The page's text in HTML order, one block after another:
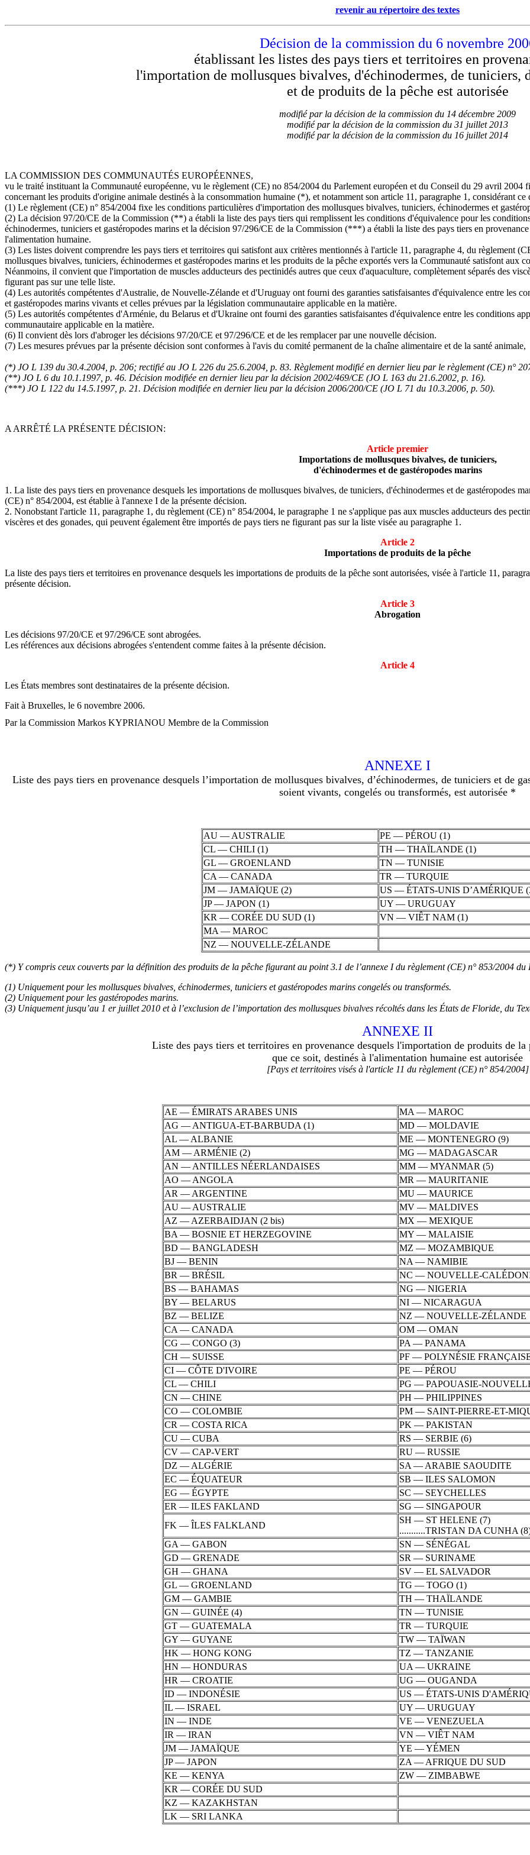
revenir au répertoire des textes
Décision de la commission du 6 novembre
établissant les listes des pays tiers et territoires en
l'importation de mollusques bivalves, d'échinodermes, de tuniciers,
et de produits de la pêche est autorisée
modifié par la décision de la commission du 14 décembre 2009
modifié par la décision de la commission du 31 juillet 2013
modifié par la décision de la commission du 16 juillet 2014
LA COMMISSION DES COMMUNAUTÉS EUROPÉENNES,
vu le traité instituant la Communauté européenne, vu le règlement (CE) no 854/2004 du Parlement européen et du Conseil du 29 avril 2004
concernant les produits d'origine animale destinés à la consommation humaine (*), et notamment son article 11, paragraphe 1, considérant ce
(1) Le règlement (CE) n° 854/2004 fixe les conditions particulières d'importation des mollusques bivalves, tuniciers, échinodermes et
(2) La décision 97/20/CE de la Commission (**) a établi la liste des pays tiers qui remplissent les conditions d'équivalence pour les
échinodermes, tuniciers et gastéropodes marins et la décision 97/296/CE de la Commission (***) a établi la liste des pays tiers en
l'alimentation humaine.
(3) Les listes doivent comprendre les pays tiers et territoires qui satisfont aux critères mentionnés à l'article 11, paragraphe 4, du règlement
mollusques bivalves, tuniciers, échinodermes et gastéropodes marins et les produits de la pêche exportés vers la Communauté satisfont aux
Néanmoins, il convient que l'importation de muscles adducteurs des pectinidés autres que ceux d'aquaculture, complètement séparés des
figurant pas sur une telle liste.
(4) Les autorités compétentes d'Australie, de Nouvelle-Zélande et d'Uruguay ont fourni des garanties satisfaisantes d'équivalence entre les
et gastéropodes marins vivants et celles prévues par la législation communautaire applicable en la matière.
(5) Les autorités compétentes d'Arménie, du Belarus et d'Ukraine ont fourni des garanties satisfaisantes d'équivalence entre les conditions
communautaire applicable en la matière.
(6) Il convient dès lors d'abroger les décisions 97/20/CE et 97/296/CE et de les remplacer par une nouvelle décision.
(7) Les mesures prévues par la présente décision sont conformes à l'avis du comité permanent de la chaîne alimentaire et de la santé animale,
(*) JO L 139 du 30.4.2004, p. 206; rectifié au JO L 226 du 25.6.2004, p. 83. Règlement modifié en dernier lieu par le règlement (CE) n°
(**) JO L 6 du 10.1.1997, p. 46. Décision modifiée en dernier lieu par la décision 2002/469/CE (JO L 163 du 21.6.2002, p. 16).
(***) JO L 122 du 14.5.1997, p. 21. Décision modifiée en dernier lieu par la décision 2006/200/CE (JO L 71 du 10.3.2006, p. 50).
A ARRÊTÉ LA PRÉSENTE DÉCISION:
Article premier
Importations de mollusques bivalves, de tuniciers,
d'échinodermes et de gastéropodes marins
1. La liste des pays tiers en provenance desquels les importations de mollusques bivalves, de tuniciers, d'échinodermes et de gastéropodes
(CE) n° 854/2004, est établie à l'annexe I de la présente décision.
2. Nonobstant l'article 11, paragraphe 1, du règlement (CE) n° 854/2004, le paragraphe 1 ne s'applique pas aux muscles adducteurs des
viscères et des gonades, qui peuvent également être importés de pays tiers ne figurant pas sur la liste visée au paragraphe 1.
Article 2
Importations de produits de la pêche
La liste des pays tiers et territoires en provenance desquels les importations de produits de la pêche sont autorisées, visée à l'article 11,
présente décision.
Article 3
Abrogation
Les décisions 97/20/CE et 97/296/CE sont abrogées.
Les références aux décisions abrogées s'entendent comme faites à la présente décision.
Article 4
Les États membres sont destinataires de la présente décision.
Fait à Bruxelles, le 6 novembre 2006.
Par la Commission Markos KYPRIANOU Membre de la Commission
ANNEXE I
Liste des pays tiers en provenance desquels l’importation de mollusques bivalves, d’échinodermes, de tuniciers et de
soient vivants, congelés ou transformés, est autorisée *
AU — AUSTRALIE
PE — PÉROU (1)
CL — CHILI (1)
TH — THAÏLANDE (1)
GL — GROENLAND
TN — TUNISIE
CA — CANADA
TR — TURQUIE
JM — JAMAÏQUE (2)
US — ÉTATS-UNIS D’AMÉRIQUE
JP — JAPON (1)
UY — URUGUAY
KR — CORÉE DU SUD (1)
VN — VIÊT NAM (1)
MA — MAROC
NZ — NOUVELLE-ZÉLANDE
(*) Y compris ceux couverts par la définition des produits de la pêche figurant au point 3.1 de l’annexe I du règlement (CE) n° 853/2004
(1) Uniquement pour les mollusques bivalves, échinodermes, tuniciers et gastéropodes marins congelés ou transformés.
(2) Uniquement pour les gastéropodes marins.
(3) Uniquement jusqu’au 1 er juillet 2010 et à l’exclusion de l’importation des mollusques bivalves récoltés dans les États de Floride, du
ANNEXE II
Liste des pays tiers et territoires en provenance desquels l'importation de produits de la
que ce soit, destinés à l'alimentation humaine est autorisée
[Pays et territoires visés à l'article 11 du règlement (CE) n° 854/2004]
AE — ÉMIRATS ARABES UNIS
MA — MAROC
AG — ANTIGUA-ET-BARBUDA (1)
MD — MOLDAVIE
AL — ALBANIE
ME — MONTENEGRO (9)
AM — ARMÉNIE (2)
MG — MADAGASCAR
AN — ANTILLES NÉERLANDAISES
MM — MYANMAR (5)
AO — ANGOLA
MR — MAURITANIE
AR — ARGENTINE
MU — MAURICE
AU — AUSTRALIE
MV — MALDIVES
AZ — AZERBAIDJAN (2 bis)
MX — MEXIQUE
BA — BOSNIE ET HERZEGOVINE
MY — MALAISIE
BD — BANGLADESH
MZ — MOZAMBIQUE
BJ — BENIN
NA — NAMIBIE
BR — BRÉSIL
NC — NOUVELLE-
BS — BAHAMAS
NG — NIGERIA
BY — BELARUS
NI — NICARAGUA
BZ — BELIZE
NZ — NOUVELLE-ZÉLANDE
CA — CANADA
OM — OMAN
CG — CONGO (3)
PA — PANAMA
CH — SUISSE
PF — POLYNÉSIE
CI — CÔTE D'IVOIRE
PE — PÉROU
CL — CHILI
PG — PAPOUASIE-
CN — CHINE
PH — PHILIPPINES
CO — COLOMBIE
PM — SAINT-PIERRE-ET-
CR — COSTA RICA
PK — PAKISTAN
CU — CUBA
RS — SERBIE (6)
CV — CAP-VERT
RU — RUSSIE
DZ — ALGÉRIE
SA — ARABIE SAOUDITE
EC — ÉQUATEUR
SB — ILES SALOMON
EG — ÉGYPTE
SC — SEYCHELLES
ER — ILES FAKLAND
SG — SINGAPOUR
FK — ÎLES FALKLAND
SH — ST HELENE (7)
...........TRISTAN DA CUNHA
GA — GABON
SN — SÉNÉGAL
GD — GRENADE
SR — SURINAME
GH — GHANA
SV — EL SALVADOR
GL — GROENLAND
TG — TOGO (1)
GM — GAMBIE
TH — THAÏLANDE
GN — GUINÉE (4)
TN — TUNISIE
GT — GUATEMALA
TR — TURQUIE
GY — GUYANE
TW — TAÏWAN
HK — HONG KONG
TZ — TANZANIE
HN — HONDURAS
UA — UKRAINE
HR — CROATIE
UG — OUGANDA
ID — INDONÉSIE
US — ÉTATS-UNIS
IL — ISRAEL
UY — URUGUAY
IN — INDE
VE — VENEZUELA
IR — IRAN
VN — VIÊT NAM
JM — JAMAÏQUE
YE — YÉMEN
JP — JAPON
ZA — AFRIQUE DU SUD
KE — KENYA
ZW — ZIMBABWE
KR — CORÉE DU SUD
KZ — KAZAKHSTAN
LK — SRI LANKA